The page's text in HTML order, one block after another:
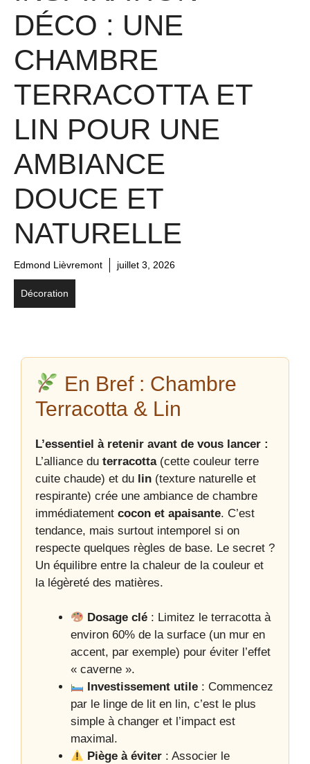
DÉCO : UNE
CHAMBRE
TERRACOTTA ET
LIN POUR UNE
AMBIANCE
DOUCE ET
NATURELLE
Edmond Lièvremont juillet 3, 2026
Décoration
En Bref : Chambre
Terracotta & Lin
L’essentiel à retenir avant de vous lancer :
L’alliance du terracotta(cette couleur terre
cuite chaude) et du lin (texture naturelle et
respirante) crée une ambiance de chambre
immédiatement cocon et apaisante. C’est
tendance, mais surtout intemporel si on
respecte quelques règles de base. Le secret ?
Un équilibre entre la chaleur de la couleur et
la légèreté des matières.
Dosage clé : Limitez le terracotta à
environ 60% de la surface (un mur en
accent, par exemple) pour éviter l’effet
« caverne ».
Investissement utile : Commencez
par le linge de lit en lin, c’est le plus
simple à changer et l’impact est
maximal.
Piège à éviter : Associer le